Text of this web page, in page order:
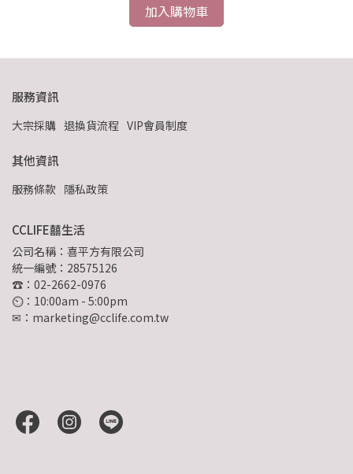
加入購物車
服務資訊
大宗採購 退換貨流程 VIP會員制度
其他資訊
服務條款 隱私政策
CCLIFE囍生活
公司名稱：喜平方有限公司
統一編號：28575126
☎：02-2662-0976
⏲︎：10:00am - 5:00pm
✉：marketing@cclife.com.tw